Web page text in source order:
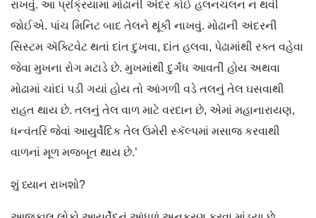
રાખવું. આ પ્રક્રિયામાં મોઢાની અંદર કોઈ હલનચલન ન થવી
જોઈએ. પાંચ મિનિટ બાદ તેલને થૂંકી નાખવું. મોઢાની અંદરની
સિસ્ટમ ઍક્ટિવેટ થતાં દાંત દુખવા, દાંત હલવા, પેઢામાંથી રક્ત વહેવા
જેવા મુખના રોગ મટાડે છે. મુખમાંથી દુર્ગંધ આવતી હોય અથવા
મોઢામાં ચાંદાં પડી ગયાં હોય તો આંગળી વડે તલનું તેલ ઘસવાથી
રાહત થાય છે. તલનું તેલ વાળ માટે વરદાન છે, એમાં મહાનારાયણ,
ધન્વંતરિ જેવાં આયુર્વેદિક તેલ ઉમેરી સ્કૅલ્પમાં મસાજ કરવાથી
વાળનાં મૂળ મજબૂત થાય છે.’
શું ધ્યાન રાખશો?